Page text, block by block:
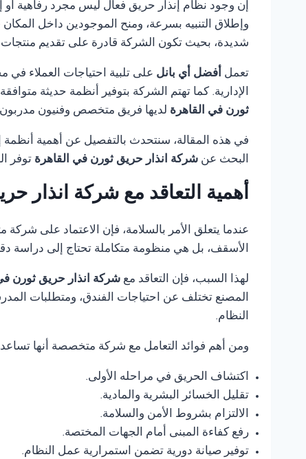
إن وجود نظام إنذار حريق فعال ليس مجرد رفاهية
وإطلاق التنبيه بسرعة، ومنح الموجودين داخل
شديدة، بحيث تكون الشركة قادرة على تقديم
تعمل أفضل أي بانل على تلبية احتياجات العملاء في
الإدارية. كما تهتم الشركة بتوفير أنظمة حديثة
ثورن في القاهرة لديها فريق متخصص وفنيون
في هذه المقالة، سنتحدث بالتفصيل عن أهمية أنظمة
البحث عن شركة انذار حريق ثورن في القاهرة توفر
أهمية التعاقد مع شركة انذار
عندما يتعلق الأمر بالسلامة، فإن الاعتماد على
الأسقف، بل هي منظومة متكاملة تحتاج إلى دراسة
لهذا السبب، فإن التعاقد مع شركة انذار حريق ثورن
المصنع تختلف عن احتياجات الفندق، ومتطلبات
النظام.
ومن أهم فوائد التعامل مع شركة متخصصة أنها
اكتشاف الحريق في مراحله الأولى.
تقليل الخسائر البشرية والمادية.
الالتزام بشروط الأمن والسلامة.
رفع كفاءة المبنى أمام الجهات المختصة.
توفير صيانة دورية تضمن استمرارية عمل النظام.